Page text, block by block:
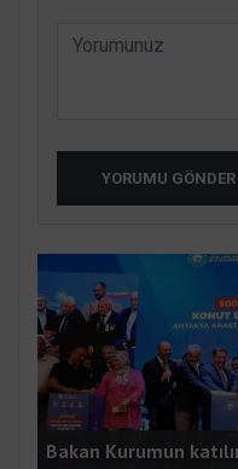
YORUMU GÖNDER
Bakan Kurumun